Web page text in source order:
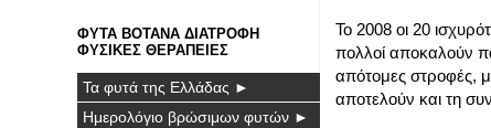
Το 2008 οι 20
πολλοί αποκαλούν
απότομες στροφές,
αποτελούν και τη
ΦΥΤΑ ΒΟΤΑΝΑ ΔΙΑΤΡΟΦΗ
ΦΥΣΙΚΕΣ ΘΕΡΑΠΕΙΕΣ
Τα φυτά της Ελλάδας ►
Ημερολόγιο βρώσιμων φυτών ►